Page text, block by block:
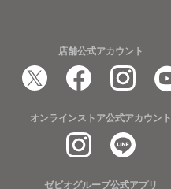
店舗公式アカウント
オンラインストア公式アカウント
ゼビオグループ公式アプリ